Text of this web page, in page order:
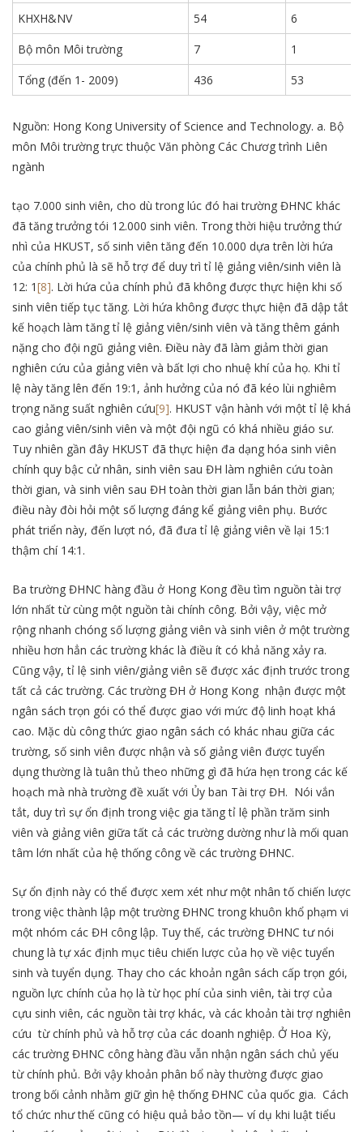
KHXH&NV
54
6
Bộ môn Môi trường
7
1
Tổng (đến 1- 2009)
436 53
Nguồn: Hong Kong University of Science and Technology. a. Bộ
môn Môi trường trực thuộc Văn phòng Các Chươg trình Liên
ngành
tạo 7.000 sinh viên, cho dù trong lúc đó hai trường ĐHNC khác
đã tăng trưởng tói 12.000 sinh viên. Trong thời hiệu trưởng thứ
nhì của HKUST, số sinh viên tăng đến 10.000 dựa trên lời hứa
của chính phủ là sẽ hỗ trợ để duy trì tỉ lệ giảng viên/sinh viên là
12: 1[8]. Lời hứa của chính phủ đã không được thực hiện khi số
sinh viên tiếp tục tăng. Lời hứa không được thực hiện đã dập tắt
kế hoạch làm tăng tỉ lệ giảng viên/sinh viên và tăng thêm gánh
nặng cho đội ngũ giảng viên. Điều này đã làm giảm thời gian
nghiên cứu của giảng viên và bất lợi cho nhuệ khí của họ. Khi tỉ
lệ này tăng lên đến 19:1, ảnh hưởng của nó đã kéo lùi nghiêm
trọng năng suất nghiên cứu[9]. HKUST vận hành với một tỉ lệ khá
cao giảng viên/sinh viên và một đội ngũ có khá nhiều giáo sư.
Tuy nhiên gần đây HKUST đã thực hiện đa dạng hóa sinh viên
chính quy bậc cử nhân, sinh viên sau ĐH làm nghiên cứu toàn
thời gian, và sinh viên sau ĐH toàn thời gian lẫn bán thời gian;
điều này đòi hỏi một số lượng đáng kể giảng viên phụ. Bước
phát triển này, đến lượt nó, đã đưa tỉ lệ giảng viên về lại 15:1
thậm chí 14:1.
Ba trường ĐHNC hàng đầu ở Hong Kong đều tìm nguồn tài trợ
lớn nhất từ cùng một nguồn tài chính công. Bởi vậy, việc mở
rộng nhanh chóng số lượng giảng viên và sinh viên ở một trường
nhiều hơn hẳn các trường khác là điều ít có khả năng xảy ra.
Cũng vậy, tỉ lệ sinh viên/giảng viên sẽ được xác định trước trong
tất cả các trường. Các trường ĐH ở Hong Kong nhận được một
ngân sách trọn gói có thể được giao với mức độ linh hoạt khá
cao. Mặc dù công thức giao ngân sách có khác nhau giữa các
trường, số sinh viên được nhận và số giảng viên được tuyển
dụng thường là tuân thủ theo những gì đã hứa hẹn trong các kế
hoạch mà nhà trường đề xuất với Ủy ban Tài trợ ĐH. Nói vắn
tắt, duy trì sự ổn định trong việc gia tăng tỉ lệ phần trăm sinh
viên và giảng viên giữa tất cả các trường dường như là mối quan
tâm lớn nhất của hệ thống công về các trường ĐHNC.
Sự ổn định này có thể được xem xét như một nhân tố chiến lược
trong việc thành lập một trường ĐHNC trong khuôn khổ phạm vi
một nhóm các ĐH công lập. Tuy thế, các trường ĐHNC tư nói
chung là tự xác định mục tiêu chiến lược của họ về việc tuyển
sinh và tuyển dụng. Thay cho các khoản ngân sách cấp trọn gói,
nguồn lực chính của họ là từ học phí của sinh viên, tài trợ của
cựu sinh viên, các nguồn tài trợ khác, và các khoản tài trợ nghiên
cứu từ chính phủ và hỗ trợ của các doanh nghiệp. Ở Hoa Kỳ,
các trường ĐHNC công hàng đầu vẫn nhận ngân sách chủ yếu
từ chính phủ. Bởi vậy khoản phân bổ này thường được giao
trong bối cảnh nhằm giữ gìn hệ thống ĐHNC của quốc gia. Cách
tổ chức như thế cũng có hiệu quả bảo tồn— ví dụ khi luật tiểu